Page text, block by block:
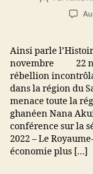
Ainsi parle
novembre 22
rébellion
dans la région du
menace toute la
ghanéen Nana
conférence sur la
2022 – Le
économie plus […]